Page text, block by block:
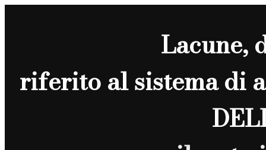
Lacune,
riferito al sistema di